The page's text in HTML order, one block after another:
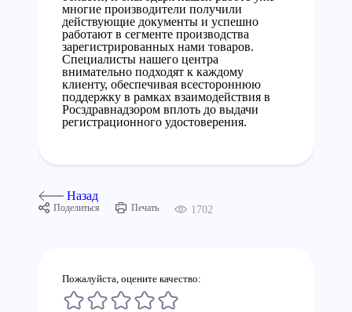
многие производители получили
действующие документы и успешно
работают в сегменте производства
зарегистрированных нами товаров.
Специалисты нашего центра
внимательно подходят к каждому
клиенту, обеспечивая всестороннюю
поддержку в рамках взаимодействия в
Росздравнадзором вплоть до выдачи
регистрационного удостоверения.
Назад
Поделиться Печать 1702
Пожалуйста, оцените качество: